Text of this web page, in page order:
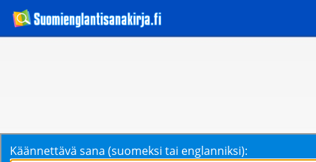
Käännettävä sana (suomeksi tai englanniksi):